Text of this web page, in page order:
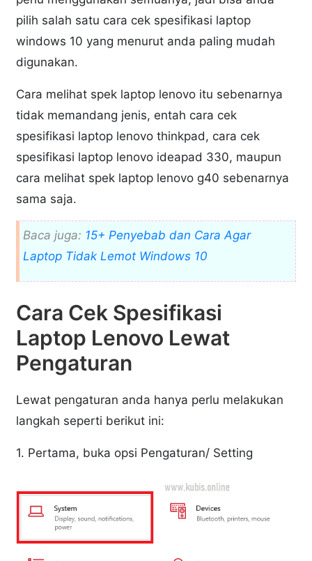
pilih salah satu cara cek spesifikasi laptop
windows 10 yang menurut anda paling mudah
digunakan.
Cara melihat spek laptop lenovo itu sebenarnya
tidak memandang jenis, entah cara cek
spesifikasi laptop lenovo thinkpad, cara cek
spesifikasi laptop lenovo ideapad 330, maupun
cara melihat spek laptop lenovo g40 sebenarnya
sama saja.
Baca juga: 15+ Penyebab dan Cara Agar
Laptop Tidak Lemot Windows 10
Cara Cek Spesifikasi
Laptop Lenovo Lewat
Pengaturan
Lewat pengaturan anda hanya perlu melakukan
langkah seperti berikut ini:
1. Pertama, buka opsi Pengaturan/ Setting